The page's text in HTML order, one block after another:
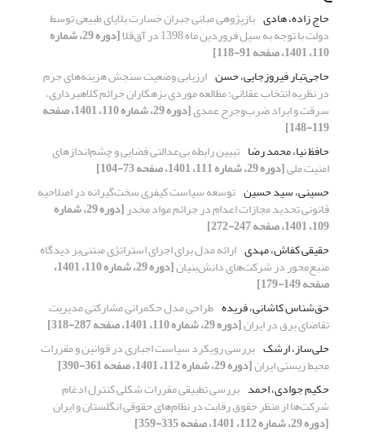
حاج زاده، هادی بازپژوهی مبانی جبران خسارت بلایای طبیعی توسط
دولت با توجه به سیل فروردین ماه 1398 در آق‌قلا [دوره 29، شماره
110، 1401، صفحه 91-118]
حاجی‌تبار فیروزجایی، حسن ارزیابی وضعیت سنجش هزینه‌های جرم
در نظریه انتخاب عقلانی: مطالعه موردی بزهکاران جرائم کلاهبرداری،
سرقت و ایراد ضرب‌و‌جرح عمدی [دوره 29، شماره 110، 1401، صفحه
119-148]
حافظ نیا، محمد رضا تبیین رابطه بی‌عدالتی فضایی و چشم‌اندازهای
امنیت ملی[دوره 29، شماره 111، 1401، صفحه 73-104]
حسینی، سید حسین توسعه سیاست کیفری سخت‌گیرانه در اصلاحیه
قانونی تحدید مجازات اعدام در جرائم مواد مخدر [دوره 29، شماره
109، 1401، صفحه 247-272]
حقیقی کفاش، مهدی ارائه مدل برای اجرای استراتژی مبتنی‌بر دیدگاه
منبع‌محور در شرکت‌های دانش‌بنیان [دوره 29، شماره 110، 1401،
صفحه 149-179]
حق‌شناس کاشانی، فریده طراحی مدل حکمرانی مشارکتی مدیریت
تقاضای برق در ایران[دوره 29، شماره 110، 1401، صفحه 287-318]
حلی‌ساز، ارشک بررسی رویکرد سیاست اجباری در قوانین و مقررات
محیط‌ زیستی ایران[دوره 29، شماره 112، 1401، صفحه 361-390]
حکیم جوادی، احمد بررسی تطبیقی مقررات شکلی کنترل ادغام
شرکت‌ها از منظر حقوق رقابت در نظام‌های حقوقی انگلستان و ایران
[دوره 29، شماره 112، 1401، صفحه 335-359]